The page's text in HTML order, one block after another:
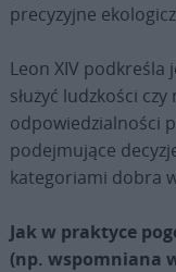
precyzyjne
Leon XIV podkreśla
służyć ludzkości
odpowiedzialności
podejmujące
kategoriami dobra
Jak w praktyce
(np. wspomniana